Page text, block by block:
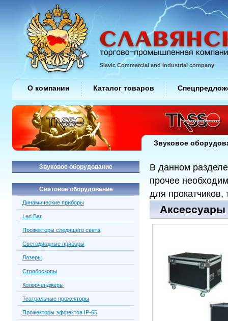
В данном
прочее
для прокатчиков,
Звуковое оборудование
Световое оборудование
Динамические приборы
Led Bar
Прожекторы следящего света
Светодиодные приборы
Лазеры
Стробоскопы
Колорченджеры
Театральные прожекторы
Прожекторы эффектов IP-65
Slavic Commercial and industrial company
О компании Каталог товаров
Звуковое